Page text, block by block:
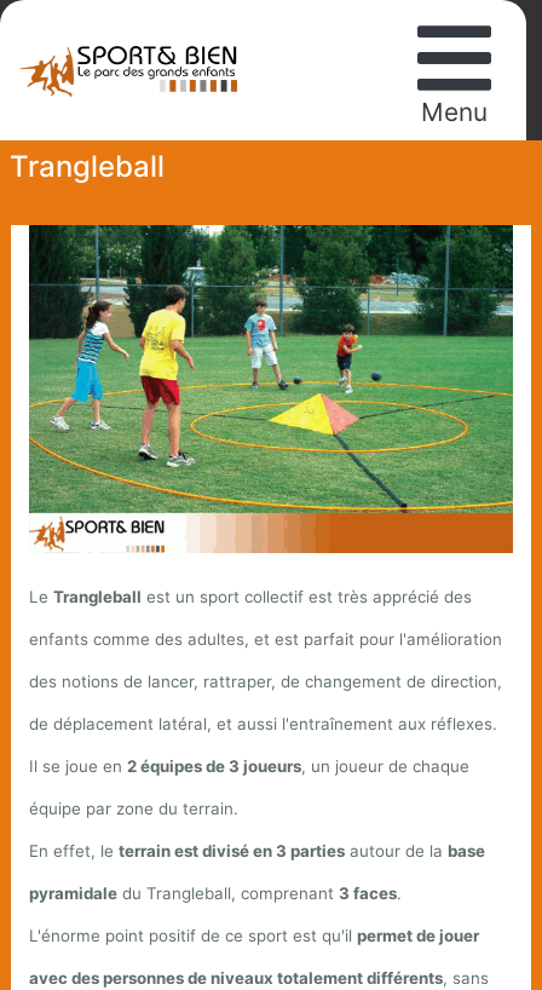
Menu
Trangleball
Le Trangleball est un sport collectif est très apprécié des
enfants comme des adultes, et est parfait pour l'amélioration
des notions de lancer, rattraper, de changement de direction,
de déplacement latéral, et aussi l'entraînement aux réflexes.
Il se joue en 2 équipes de 3 joueurs, un joueur de chaque
équipe par zone du terrain.
En effet, le terrain est divisé en 3 parties autour de la base
pyramidale du Trangleball, comprenant 3 faces.
L'énorme point positif de ce sport est qu'il permet de jouer
avec des personnes de niveaux totalement différents, sans